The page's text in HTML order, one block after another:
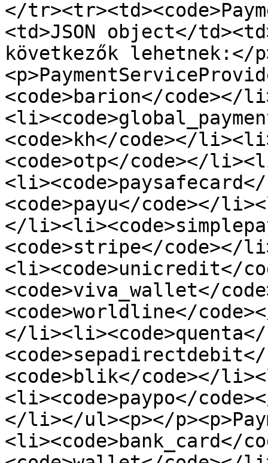
</
<td>JSON object</
következők lehetnek:</
<code>barion</code></
<code>kh</code></
<code>otp</code></
<code>payu</code></
</
<code>stripe</code></
<li><code>unicredit</
<code>viva_wallet</
<code>worldline</
</
<code>blik</code></
<li><code>paypo</
</li></ul><p></
<li><code>bank_card</